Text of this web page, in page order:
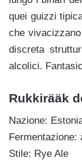
quei guizzi
che
discreta
alcolici.
Rukkirääk
Nazione:
Fermentazione:
Stile: Rye Ale